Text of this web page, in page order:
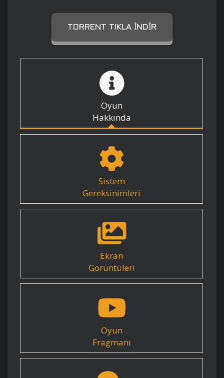
TORRENT TIKLA İNDIR
Oyun
Hakkında
Sistem
Gereksinimleri
Ekran
Görüntüleri
Oyun
Fragmanı